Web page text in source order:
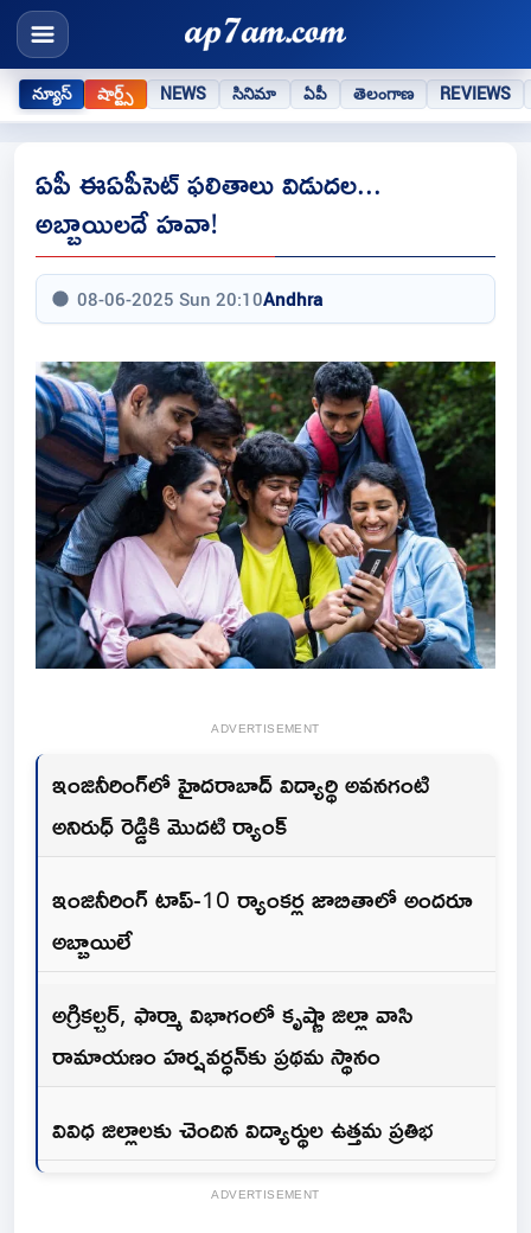
న్యూస్ షార్ట్స్ NEWS సినిమా ఏపీ తెలంగాణ REVIEWS
ఏపీ ఈఏపీసెట్ ఫలితాలు విడుదల...
అబ్బాయిలదే హవా!
08-06-2025 Sun 20:10Andhra
ADVERTISEMENT
ఇంజినీరింగ్‌లో హైదరాబాద్ విద్యార్థి అవనగంటి
అనిరుధ్‌ రెడ్డికి మొదటి ర్యాంక్
ఇంజినీరింగ్ టాప్-10 ర్యాంకర్ల జాబితాలో అందరూ
అబ్బాయిలే
అగ్రికల్చర్, ఫార్మా విభాగంలో కృష్ణా జిల్లా వాసి
రామాయణం హర్షవర్ధన్‌కు ప్రథమ స్థానం
వివిధ జిల్లాలకు చెందిన విద్యార్థుల ఉత్తమ ప్రతిభ
ADVERTISEMENT